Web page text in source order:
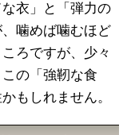
衣」と「弾力の
噛めば噛むほど
ろですが、少々
の「強靭な食
もしれません。